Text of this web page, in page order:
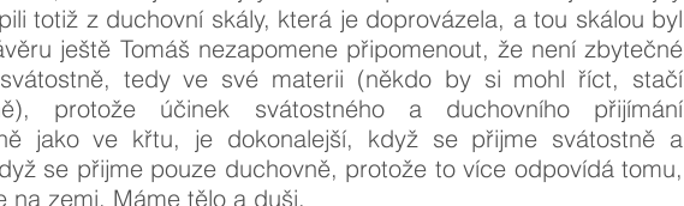
totiž z duchovní skály, která je doprovázela, a tou skálou byl
ještě Tomáš nezapomene připomenout, že není zbytečné
tedy ve své materii (někdo by si mohl říct, stačí
protože účinek svátostného a duchovního přijímání
jako ve křtu, je dokonalejší, když se přijme svátostně a
se přijme pouze duchovně, protože to více odpovídá tomu,
na zemi. Máme tělo a duši.